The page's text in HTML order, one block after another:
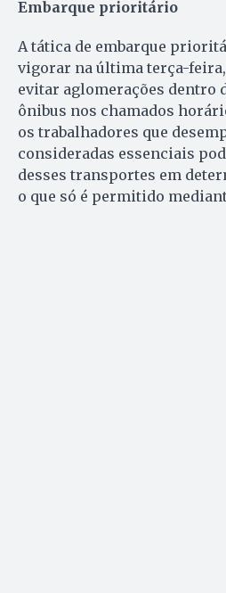
Embarque prioritário
A tática de embarque
vigorar na última terça-feira,
evitar aglomerações dentro
ônibus nos chamados
os trabalhadores que
consideradas essenciais
desses transportes em
o que só é permitido